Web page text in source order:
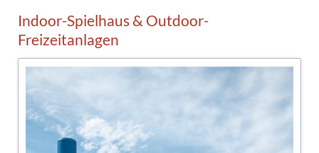
Indoor-Spielhaus & Outdoor-
Freizeitanlagen